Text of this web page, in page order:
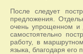
После следует
предложения.
очень упрощенном и
самостоятельно
работу, в
языка, благодаря его